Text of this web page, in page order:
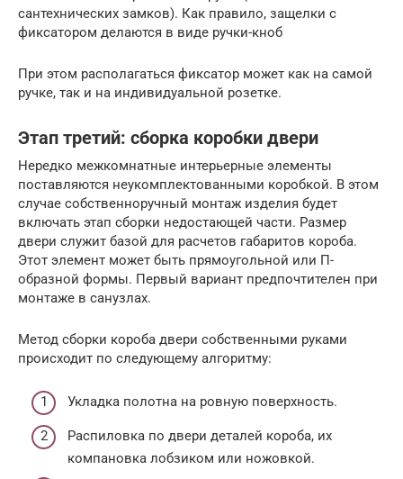
сантехнических замков). Как правило, защелки с
фиксатором делаются в виде ручки-кноб
При этом располагаться фиксатор может как на самой
ручке, так и на индивидуальной розетке.
Этап третий: сборка коробки двери
Нередко межкомнатные интерьерные элементы
поставляются неукомплектованными коробкой. В этом
случае собственноручный монтаж изделия будет
включать этап сборки недостающей части. Размер
двери служит базой для расчетов габаритов короба.
Этот элемент может быть прямоугольной или П-
образной формы. Первый вариант предпочтителен при
монтаже в санузлах.
Метод сборки короба двери собственными руками
происходит по следующему алгоритму:
Укладка полотна на ровную поверхность.
Распиловка по двери деталей короба, их
компановка лобзиком или ножовкой.